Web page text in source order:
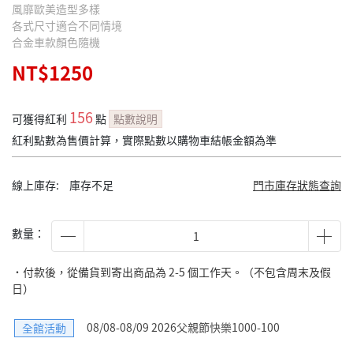
風靡歐美造型多樣
各式尺寸適合不同情境
合金車款顏色隨機
NT$1250
可獲得紅利 156點 點數說明
紅利點數為售價計算，實際點數以購物車結帳金額為準
線上庫存: 庫存不足 門市庫存狀態查詢
數量：
˙付款後，從備貨到寄出商品為 2-5 個工作天。（不包含周末及假
日）
全館活動
08/08-08/09 2026父親節快樂1000-100